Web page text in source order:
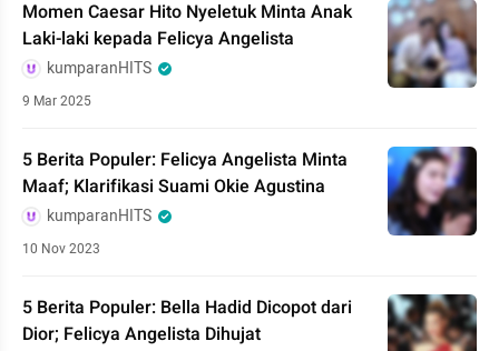
Momen Caesar Hito Nyeletuk Minta Anak
Laki-laki kepada Felicya Angelista
kumparanHITS
9 Mar 2025
5 Berita Populer: Felicya Angelista Minta
Maaf; Klarifikasi Suami Okie Agustina
kumparanHITS
10 Nov 2023
5 Berita Populer: Bella Hadid Dicopot dari
Dior; Felicya Angelista Dihujat